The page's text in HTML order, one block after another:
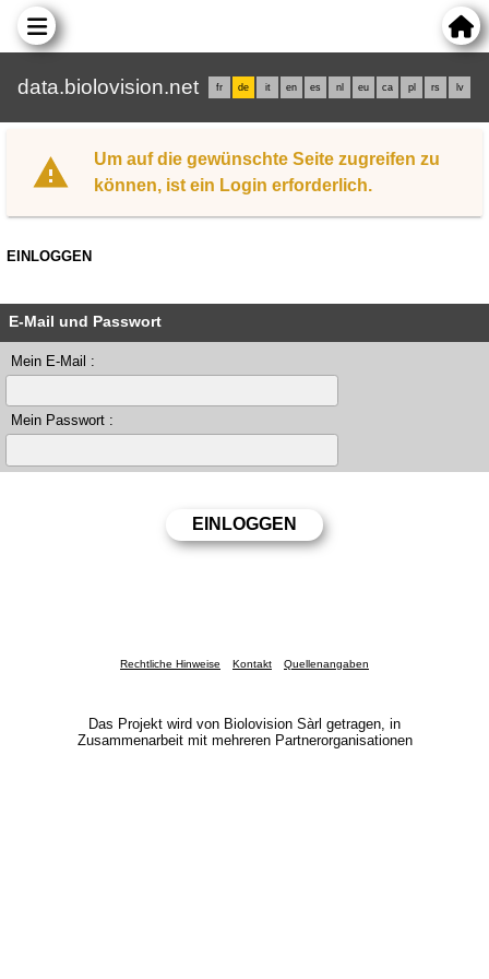
data.biolovision.net fr de it en es nl eu ca pl rs lv
Um auf die gewünschte Seite zugreifen zu
können, ist ein Login erforderlich.
EINLOGGEN
E-Mail und Passwort
Mein E-Mail :
Mein Passwort :
Rechtliche Hinweise Kontakt Quellenangaben
Das Projekt wird von Biolovision Sàrl getragen, in
Zusammenarbeit mit mehreren Partnerorganisationen